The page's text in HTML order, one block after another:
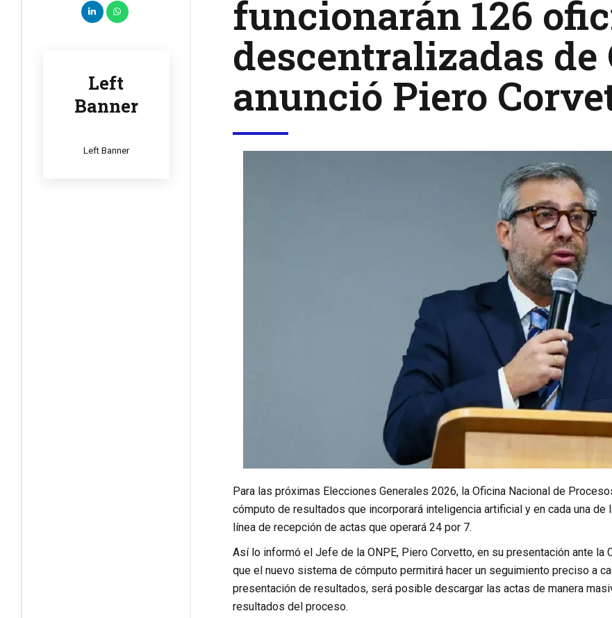
Left
Banner
Left Banner
funcionarán 126
descentralizadas de
anunció Piero
Para las próximas Elecciones Generales 2026, la Oficina Nacional de
cómputo de resultados que incorporará inteligencia artificial y en cada una
línea de recepción de actas que operará 24 por 7.
Así lo informó el Jefe de la ONPE, Piero Corvetto, en su presentación ante
que el nuevo sistema de cómputo permitirá hacer un seguimiento preciso a
presentación de resultados, será posible descargar las actas de manera
resultados del proceso.